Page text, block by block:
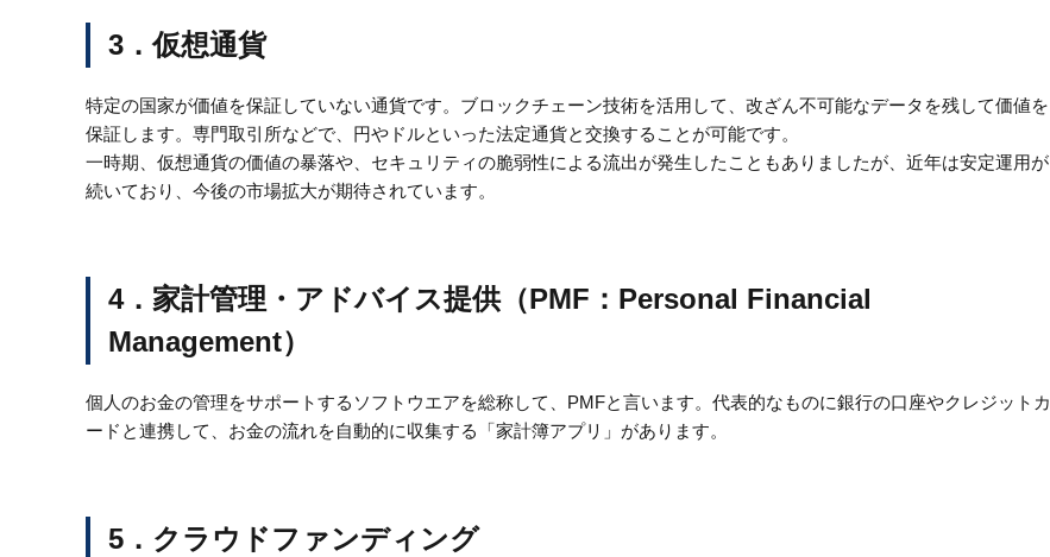
3．仮想通貨
特定の国家が価値を保証していない通貨です。ブロックチェーン技術を活用して、改ざん不可能なデータを残して価値を
保証します。専門取引所などで、円やドルといった法定通貨と交換することが可能です。
一時期、仮想通貨の価値の暴落や、セキュリティの脆弱性による流出が発生したこともありましたが、近年は安定運用が
続いており、今後の市場拡大が期待されています。
4．家計管理・アドバイス提供（PMF：Personal Financial
Management）
個人のお金の管理をサポートするソフトウエアを総称して、PMFと言います。代表的なものに銀行の口座やクレジットカ
ードと連携して、お金の流れを自動的に収集する「家計簿アプリ」があります。
5．クラウドファンディング